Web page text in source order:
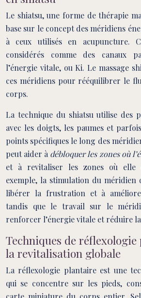
Le shiatsu, une forme de thérapie
base sur le concept des méridiens
à ceux utilisés en acupuncture.
considérés comme des canaux
l’énergie vitale, ou Ki. Le massage
ces méridiens pour rééquilibrer le
corps.
La technique du shiatsu utilise des
avec les doigts, les paumes et
points spécifiques le long des
peut aider à débloquer les zones où
et à revitaliser les zones où elle
exemple, la stimulation du méridien
libérer la frustration et à
tandis que le travail sur le
renforcer l’énergie vitale et réduire
Techniques de
la revitalisation globale
La réflexologie plantaire est une
qui se concentre sur les pieds,